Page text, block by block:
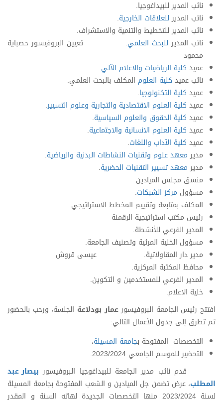
نائب المدير للبيداغوجيا.
نائب المديرللعلاقات الخارجية.
نائب المدير للتخطيط والتنمية والاستشراف.
نائب المدير للبحث العلمي. تعيين البروفيسور حصباية
محمود
عميد كلية الرياضيات والاعلام الآلي.
نائب عميد كلية العلوم المكلف بالبحث العلمي.
عميد كلية التكنولوجيا.
عميد كلية العلوم الاقتصادية والتجارية وعلوم التسيير.
عميد كلية الحقوق والعلوم السياسية.
عميد كلية العلوم الانسانية والاجتماعية.
عميد كلية الآداب واللغات.
مديرمعهد علوم وتقنيات النشاطات البدنية والرياضية.
مديرمعهد تسيير التقنيات الحضرية.
منسق مجلس الميادين
مسؤول مركز الشبكات.
المكلف بمتابعة وتقييم المخطط الاستراتيجي.
رئيس مكتب استراتيجية الرقمنة
المدير الفرعي للأنشطة.
مسؤول الخلية المرئية وتصنيف الجامعة.
مدير دار المقاولاتية. عيسى قروش
محافظ المكتبة المركزية.
المدير الفرعي للمستخدمين و التكوين.
خلية الاعلام.
افتتح رئيس الجامعة البروفيسورعمار بودلاعة الجلسة، ورحب بالحضور
ثم تطرق إلى جدول الأعمال التالي:
التخصصات المفتوحة بجامعة المسيلة،
التحضير للموسم الجامعي 2023/2024.
قدم نائب مدير الجامعة للبيداغوجيا البروفيسور بيصار عبد
المطلب، عرض تضمن جل الميادين و الشعب المفتوحة بجامعة المسيلة
لسنة 2023/2024 منها التخصصات الجديدة لهاته السنة و المقدر